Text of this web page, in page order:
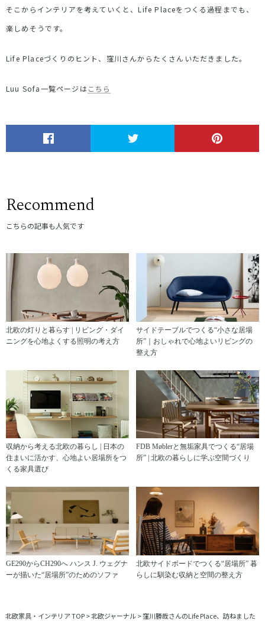
そこからインテリアを考えていくと、Life Placeをつくる過程までも、
楽しめそうです。
Life Placeづくりのヒント、窪川さんからたくさんいただきました。
Luu Sofa一覧ページはこちら
Recommend
こちらの記事も人気です
北欧の灯りと暮らす | リビング・ダイ
ニングを心地よくする照明の考え方
サイドテーブルでつくる“小さな居場
所”｜おしゃれで心地よいリビングの
整え方
収納から考える北欧の暮らし | 日本の
住まいに活かす、心地よい居場所をつ
くる家具選び
FDB Møblerと無垢家具でつくる“居場
所” | 北欧の暮らしに学ぶ空間づくり
GE290からCH290へ ハンス J. ウェグナ
ーが描いた“居場所”のためのソファ
北欧サイドボードでつくる“居場所” 暮
らしに馴染む収納と空間の整え方
北欧家具・インテリア TOP>北欧ジャーナル>窪川勝哉さんのLife Place、訪ねました